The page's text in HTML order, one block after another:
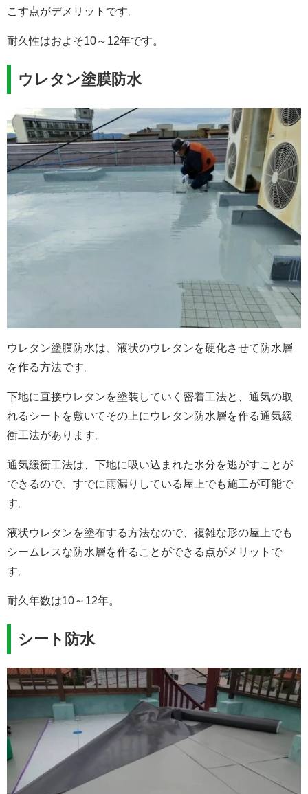
こす点がデメリットです。
耐久性はおよそ10～12年です。
ウレタン塗膜防水
ウレタン塗膜防水は、液状のウレタンを硬化させて防水層
を作る方法です。
下地に直接ウレタンを塗装していく密着工法と、通気の取
れるシートを敷いてその上にウレタン防水層を作る通気緩
衝工法があります。
通気緩衝工法は、下地に吸い込まれた水分を逃がすことが
できるので、すでに雨漏りしている屋上でも施工が可能で
す。
液状ウレタンを塗布する方法なので、複雑な形の屋上でも
シームレスな防水層を作ることができる点がメリットで
す。
耐久年数は10～12年。
シート防水